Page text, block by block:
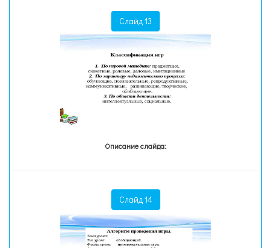
Слайд 13
Описание слайда:
Слайд 14